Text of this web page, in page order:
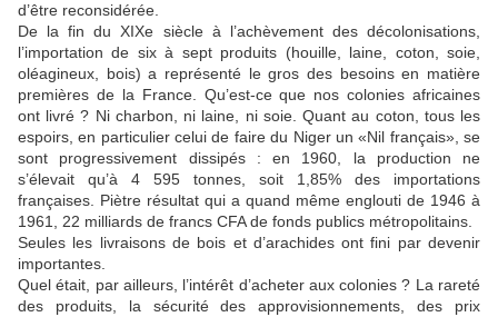
d’être reconsidérée.
De la fin du XIXe siècle à l’achèvement des décolonisations,
l’importation de six à sept produits (houille, laine, coton, soie,
oléagineux, bois) a représenté le gros des besoins en matière
premières de la France. Qu’est-ce que nos colonies africaines
ont livré ? Ni charbon, ni laine, ni soie. Quant au coton, tous les
espoirs, en particulier celui de faire du Niger un «Nil français», se
sont progressivement dissipés : en 1960, la production ne
s’élevait qu’à 4 595 tonnes, soit 1,85% des importations
françaises. Piètre résultat qui a quand même englouti de 1946 à
1961, 22 milliards de francs CFA de fonds publics métropolitains.
Seules les livraisons de bois et d’arachides ont fini par devenir
importantes.
Quel était, par ailleurs, l’intérêt d’acheter aux colonies ? La rareté
des produits, la sécurité des approvisionnements, des prix